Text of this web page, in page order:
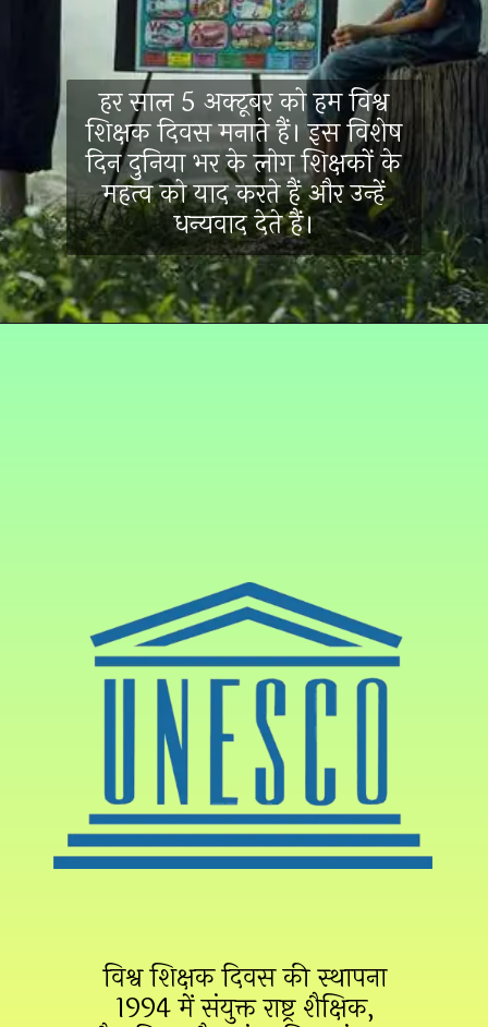
हर साल 5 अक्टूबर को हम विश्व
शिक्षक दिवस मनाते हैं। इस विशेष
दिन दुनिया भर के लोग शिक्षकों के
महत्व को याद करते हैं और उन्हें
धन्यवाद देते हैं।
विश्व शिक्षक दिवस की स्थापना
1994 में संयुक्त राष्ट्र शैक्षिक,